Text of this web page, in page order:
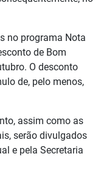
no programa Nota
de Bom
O desconto
de, pelo menos,
assim como as
serão divulgados
e pela Secretaria